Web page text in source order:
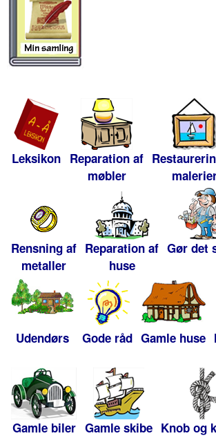
Leksikon Reparation af
møbler
Rensning af
metaller
Reparation af
huse
Gør det
Udendørs Gode råd Gamle huse
Gamle biler Gamle skibe Knob og